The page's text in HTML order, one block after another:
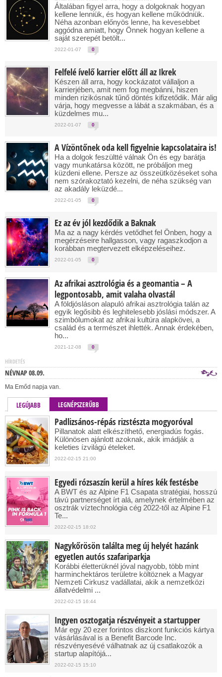
Általában figyel arra, hogy a dolgoknak hogyan
kellene lenniük, és hogyan kellene működniük.
Néha azonban előnyös lenne, ha kevesebbet
aggódna amiatt, hogy Önnek hogyan kellene a
saját szerepét betölt...
2022-01-07 0
Felfelé ívelő karrier előtt áll az Ikrek
Készen áll arra, hogy kockázatot vállaljon a
karrierjében, amit nem fog megbánni, hiszen
minden rizikósnak tűnő döntés kifizetődik. Már alig
várja, hogy megvesse a lábát a szakmában, és a
küzdelmes mu...
2022-01-07 0
A Vízöntőnek oda kell figyelnie kapcsolataira is!
Ha a dolgok feszültté válnak Ön és egy barátja
vagy munkatársa között, ne próbáljon meg
küzdeni ellene. Persze az összeütközéseket soha
nem szórakoztató kezelni, de néha szükség van
az akadály leküzdé...
2022-01-05 0
Ez az év jól kezdődik a Baknak
Ma az a nagy kérdés vetődhet fel Önben, hogy a
megérzéseire hallgasson, vagy ragaszkodjon a
korábban megtervezett elképzeléseihez.
2022-01-05 0
Az afrikai asztrológia és a geomantia – A
legpontosabb, amit valaha olvastál
A földjósláson alapuló afrikai asztrológia talán az
egyik legősibb és leghitelesebb jóslási módszer. A
szimbólumokat az afrikai kultúra alapkövei, a
család és a természet ihlették. Annak érdekében,
ho...
2021-12-08 0
HÍRDETÉS
NÉVNAP 08.09.
Ma Emőd napja van.
LEGÚJABB LEGNÉPSZERŰBB
Padlizsános-répás rizstészta mogyoróval
Pillanatok alatt elkészíthető, energiadús fogás.
Különösen ajánlott azoknak, akik imádják a
keleties ízvilágú ételeket.
2022-02-15 21:00
Egyedi rózsaszín kerül a híres kék festésbe
A BWT és az Alpine F1 Csapata stratégiai, hosszú
távú partnerséget írt alá, amelynek értelmében az
osztrák víztechnológia cég 2022-től az Alpine F1
Te...
2022-02-15 18:02
Nagykőrösön találta meg új helyét hazánk
egyetlen autós szafariparkja
Korábbi életterüknél jóval nagyobb, több mint
harminchektáros területre költöznek a Magyar
Nemzeti Cirkusz vadállatai, akik a nemzetközi
állatvédelmi ...
2022-02-15 16:44
Ingyen osztogatja részvényeit a startupper
Már egy 20 ezer forintos diszkont funkciós kártya
vásárlásával is a Benefit Barcode Inc.
részvényesévé válhatnak az új csatlakozók a
startup alapítójá...
2022-02-15 15:10